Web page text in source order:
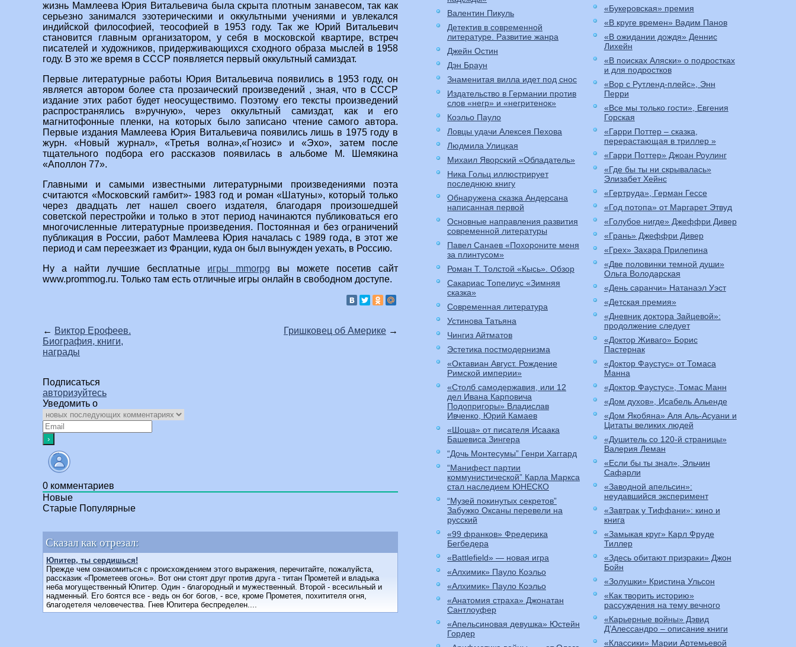
жизнь Мамлеева Юрия Витальевича была скрыта плотным занавесом, так как
серьезно занимался эзотерическими и оккультными учениями и увлекался
индийской философией, теософией в 1953 году. Так же Юрий Витальевич
становится главным организатором, у себя в московской квартире, встреч
писателей и художников, придерживающихся сходного образа мыслей в 1958
году. В это же время в СССР появляется первый оккультный самиздат.
Первые литературные работы Юрия Витальевича появились в 1953 году, он
является автором более ста прозаический произведений , зная, что в СССР
издание этих работ будет неосуществимо. Поэтому его тексты произведений
распространялись в»ручную», через оккультный самиздат, как и его
магнитофонные пленки, на которых было записано чтение самого автора.
Первые издания Мамлеева Юрия Витальевича появились лишь в 1975 году в
журн. «Новый журнал», «Третья волна»,«Гнозис» и «Эхо», затем после
тщательного подбора его рассказов появилась в альбоме М. Шемякина
«Аполлон 77».
Главными и самыми известными литературными произведениями поэта
считаются «Московский гамбит»- 1983 год и роман «Шатуны», который только
через двадцать лет нашел своего издателя, благодаря произошедшей
советской перестройки и только в этот период начинаются публиковаться его
многочисленные литературные произведения. Постоянная и без ограничений
публикация в России, работ Мамлеева Юрия началась с 1989 года, в этот же
период и сам переезжает из Франции, куда он был вынужден уехать, в Россию.
Ну а найти лучшие бесплатные игры mmorpg вы можете посетив сайт
www.prommog.ru. Только там есть отличные игры онлайн в свободном доступе.
← Виктор Ерофеев.
Биография, книги,
награды
Гришковец об Америке →
Подписаться
авторизуйтесь
Уведомить о
0 комментариев
Новые
Старые Популярные
Сказал как отрезал:
Юпитер, ты сердишься!
Прежде чем ознакомиться с происхождением этого выра­жения, перечитайте, пожалуйста,
рассказик «Прометеев огонь». Вот они стоят друг против друга - титан Прометей и вла­дыка
неба могущественный Юпитер. Один - благородный и мужественный. Второй - всесильный и
надменный. Его боят­ся все - ведь он бог богов, - все, кроме Прометея, похити­теля огня,
благодетеля человечества. Гнев Юпитера беспре­делен....
Валентин Пикуль
Детектив в современной
литературе. Развитие жанра
Джейн Остин
Дэн Браун
Знаменитая вилла идет под снос
Издательство в Германии против
слов «негр» и «негритенок»
Коэльо Пауло
Ловцы удачи Алексея Пехова
Людмила Улицкая
Михаил Яворский «Обладатель»
Ника Гольц иллюстрирует
последнюю книгу
Обнаружена сказка Андерсана
написанная первой
Основные направления развития
современной литературы
Павел Санаев «Похороните меня
за плинтусом»
Роман Т. Толстой «Кысь». Обзор
Сакариас Топелиус «Зимняя
сказка»
Современная литература
Устинова Татьяна
Чингиз Айтматов
Эстетика постмодернизма
«Октавиан Август. Рождение
Римской империи»
«Столб самодержавия, или 12
дел Ивана Карповича
Подопригоры» Владислав
Ивченко, Юрий Камаев
«Шоша» от писателя Исаака
Башевиса Зингера
“Дочь Монтесумы” Генри Хаггард
“Манифест партии
коммунистической” Карла Маркса
стал наследием ЮНЕСКО
“Музей покинутых секретов”
Забужко Оксаны перевели на
русский
«99 франков» Фредерика
Бегбедера
«Battlefield» — новая игра
«Алхимик» Пауло Коэльо
«Алхимик» Пауло Коэльо
«Анатомия страха» Джонатан
Сантлоуфер
«Апельсиновая девушка» Юстейн
Гордер
«Букеровская» премия
«В круге времен» Вадим Панов
«В ожидании дождя» Деннис
Лихейн
«В поисках Аляски» о подростках
и для подростков
«Вор с Рутленд-плейс», Энн
Перри
«Все мы только гости», Евгения
Горская
«Гарри Поттер – сказка,
перерастающая в триллер »
«Гарри Поттер» Джоан Роулинг
«Где бы ты ни скрывалась»
Элизабет Хейнс
«Гертруда», Герман Гессе
«Год потопа» от Маргарет Этвуд
«Голубое нигде» Джеффри Дивер
«Грань» Джеффри Дивер
«Грех» Захара Прилепина
«Две половинки темной души»
Ольга Володарская
«День саранчи» Натанаэл Уэст
«Детская премия»
«Дневник доктора Зайцевой»:
продолжение следует
«Доктор Живаго» Борис
Пастернак
«Доктор Фаустус» от Томаса
Манна
«Доктор Фаустус», Томас Манн
«Дом духов», Исабель Альенде
«Дом Якобяна» Аля Аль-Асуани и
Цитаты великих людей
«Душитель со 120-й страницы»
Валерия Леман
«Если бы ты знал», Эльчин
Сафарли
«Заводной апельсин»:
неудавшийся эксперимент
«Завтрак у Тиффани»: кино и
книга
«Замыкая круг» Карл Фруде
Тиллер
«Здесь обитают призраки» Джон
Бойн
«Золушки» Кристина Ульсон
«Как творить историю»
рассуждения на тему вечного
«Карьерные войны» Дэвид
Д’Алессандро – описание книги
«Классики» Марии Артемьевой